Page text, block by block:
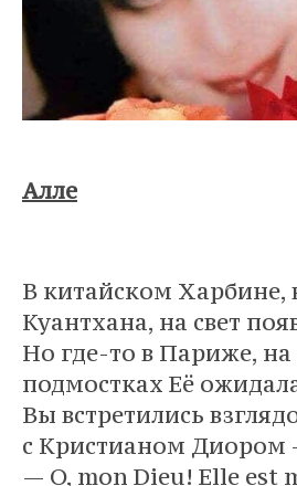
Алле
В китайском Харбине,
Куантхана, на свет
Но где-то в Париже,
подмостках Её
Вы встретились
с Кристианом Диором
— O, mon Dieu! Elle est